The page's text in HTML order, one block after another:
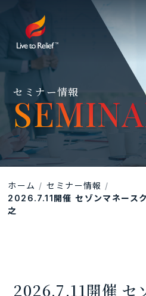
セミナー情報
ホーム
セミナー情報
2026.7.11開催 セゾンマネース
之
2026.7.11開催 セ